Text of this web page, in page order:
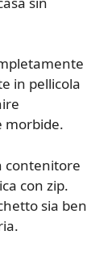
in pellicola
morbide.
contenitore
con zip.
sia ben